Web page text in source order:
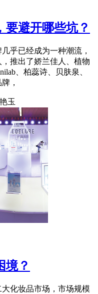
要避开哪些坑？
乎已经成为一种潮流，
推出了娇兰佳人、植物
、柏蕊诗、贝肤泉、
，
玉
境？
化妆品市场，市场规模